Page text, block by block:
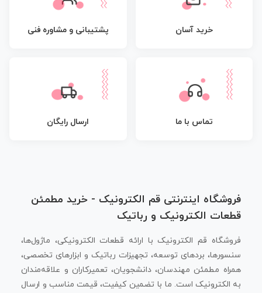
خرید آسان پشتیبانی و مشاوره فنی
تماس با ما ارسال رایگان
فروشگاه اینترنتی قم الکترونیک - خرید مطمئن
قطعات الکترونیک و رباتیک
فروشگاه قم الکترونیک با ارائه قطعات الکترونیکی، ماژول‌ها،
سنسورها، بردهای توسعه، تجهیزات رباتیک و ابزارهای تخصصی،
همراه مطمئن مهندسان، دانشجویان، تعمیرکاران و علاقه‌مندان
به الکترونیک است. ما با تضمین کیفیت، قیمت مناسب و ارسال